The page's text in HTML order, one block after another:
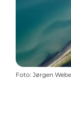
Foto: Jørgen